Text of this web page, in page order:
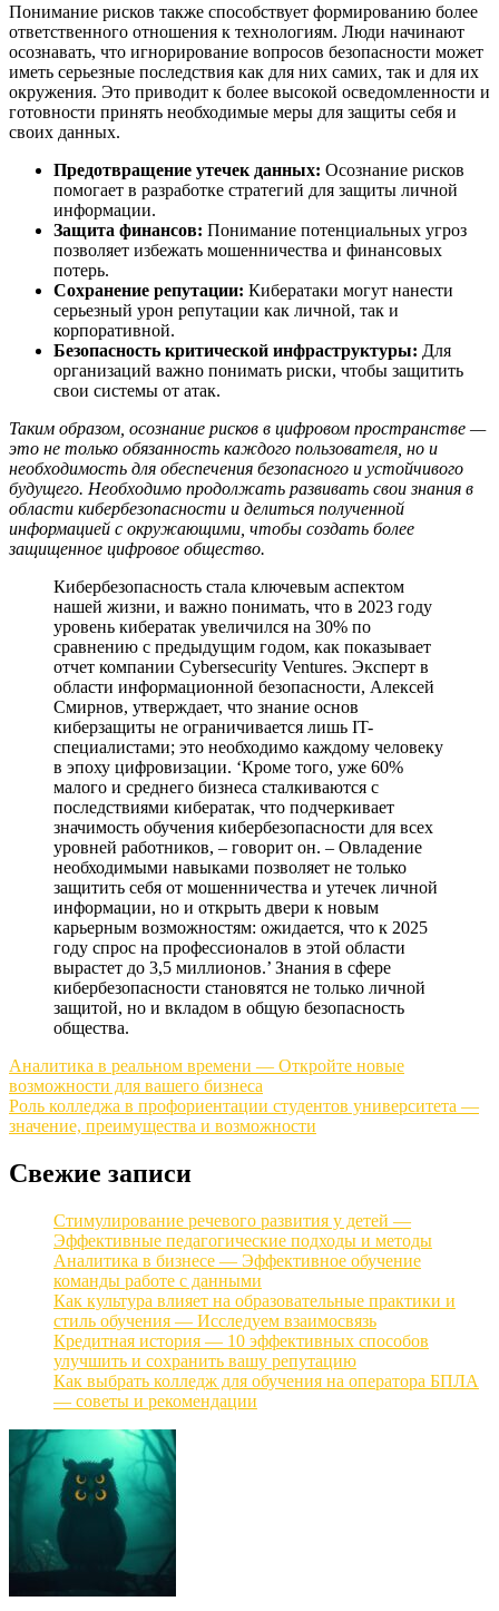
Понимание рисков также способствует формированию более
ответственного отношения к технологиям. Люди начинают
осознавать, что игнорирование вопросов безопасности может
иметь серьезные последствия как для них самих, так и для их
окружения. Это приводит к более высокой осведомленности и
готовности принять необходимые меры для защиты себя и
своих данных.
Предотвращение утечек данных: Осознание рисков
помогает в разработке стратегий для защиты личной
информации.
Защита финансов: Понимание потенциальных угроз
позволяет избежать мошенничества и финансовых
потерь.
Сохранение репутации: Кибератаки могут нанести
серьезный урон репутации как личной, так и
корпоративной.
Безопасность критической инфраструктуры: Для
организаций важно понимать риски, чтобы защитить
свои системы от атак.
Таким образом, осознание рисков в цифровом пространстве —
это не только обязанность каждого пользователя, но и
необходимость для обеспечения безопасного и устойчивого
будущего. Необходимо продолжать развивать свои знания в
области кибербезопасности и делиться полученной
информацией с окружающими, чтобы создать более
защищенное цифровое общество.
Кибербезопасность стала ключевым аспектом
нашей жизни, и важно понимать, что в 2023 году
уровень кибератак увеличился на 30% по
сравнению с предыдущим годом, как показывает
отчет компании Cybersecurity Ventures. Эксперт в
области информационной безопасности, Алексей
Смирнов, утверждает, что знание основ
киберзащиты не ограничивается лишь IT-
специалистами; это необходимо каждому человеку
в эпоху цифровизации. ‘Кроме того, уже 60%
малого и среднего бизнеса сталкиваются с
последствиями кибератак, что подчеркивает
значимость обучения кибербезопасности для всех
уровней работников, – говорит он. – Овладение
необходимыми навыками позволяет не только
защитить себя от мошенничества и утечек личной
информации, но и открыть двери к новым
карьерным возможностям: ожидается, что к 2025
году спрос на профессионалов в этой области
вырастет до 3,5 миллионов.’ Знания в сфере
кибербезопасности становятся не только личной
защитой, но и вкладом в общую безопасность
общества.
Навигация
по
записям
Аналитика в реальном времени — Откройте новые
возможности для вашего бизнеса
Роль колледжа в профориентации студентов университета —
значение, преимущества и возможности
Свежие записи
Стимулирование речевого развития у детей —
Эффективные педагогические подходы и методы
Аналитика в бизнесе — Эффективное обучение
команды работе с данными
Как культура влияет на образовательные практики и
стиль обучения — Исследуем взаимосвязь
Кредитная история — 10 эффективных способов
улучшить и сохранить вашу репутацию
Как выбрать колледж для обучения на оператора БПЛА
— советы и рекомендации